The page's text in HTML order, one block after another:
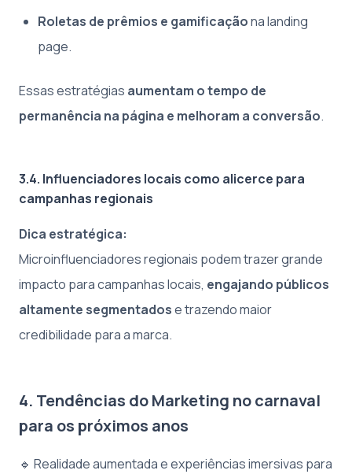
Roletas de prêmios e gamificaçãona landing
page.
Essas estratégias aumentam o tempo de
permanência na página e melhoram a conversão.
3.4. Influenciadores locais como alicerce para
campanhas regionais
Dica estratégica:
Microinfluenciadores regionais podem trazer grande
impacto para campanhas locais, engajando públicos
altamente segmentadose trazendo maior
credibilidade para a marca.
4. Tendências do Marketing no carnaval
para os próximos anos
🔹 Realidade aumentada e experiências imersivas para